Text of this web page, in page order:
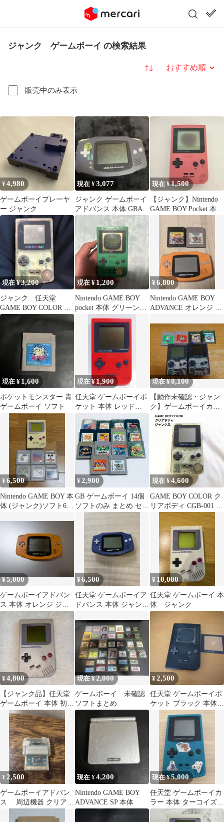
ジャンク ゲームボーイ の検索結果
販売中のみ表示
並び替え
¥4,980
ゲームボーイプレーヤ
ー ジャンク
現在 ¥3,077
ジャンク ゲームボーイ
アドバンス 本体 GBA
現在 ¥1,500
【ジャンク】Nintendo
GAME BOY Pocket 本体
現在 ¥3,200
ジャンク 任天堂
GAME BOY COLOR 本
体 クリア
現在 ¥ 1,200
Nintendo GAME BOY
pocket 本体 グリーンジ
ャンク品
¥6,800
Nintendo GAME BOY
ADVANCE オレンジ 本
現在 ¥ 1,600
ポケットモンスター 青
ゲームボーイ ソフト
現在 ¥ 1,900
任天堂 ゲームボーイポ
ケット 本体 レッド
MGB-001 ジャンク品
現在 ¥8,100
【動作未確認・ジャン
ク】ゲームボーイカラ
ー / ポケット 本体2台
＋ソフト4本
¥6,500
Nintendo GAME BOY 本
体 (ジャンク)ソフト6本
¥2,900
GB ゲームボーイ 14個
ソフトのみ まとめ セッ
ト 動作未確認 ジャンク
品 6100396
現在 ¥4,600
GAME BOY COLOR ク
リアボディ CGB-001 本
体 ジャンク品
¥5,000
ゲームボーイアドバン
ス 本体 オレンジ ジャ
ンク
¥6,500
任天堂 ゲームボーイア
ドバンス 本体 ジャン
¥ 10,000
任天堂 ゲームボーイ 本
体 ジャンク
¥4,800
【ジャンク品】任天堂
ゲームボーイ 本体 初代
グレー
現在 ¥2,000
ゲームボーイ 未確認
ソフトまとめ
¥2,500
任天堂 ゲームボーイポ
ケット ブラック 本体
ジャンク品
¥ 2,500
ゲームボーイアドバン
ス 周辺機器 クリアグ
現在 ¥4,200
Nintendo GAME BOY
ADVANCE SP 本体
現在 ¥5,000
任天堂 ゲームボーイカ
ラー 本体 ターコイズ
CGB-001 動作無確認